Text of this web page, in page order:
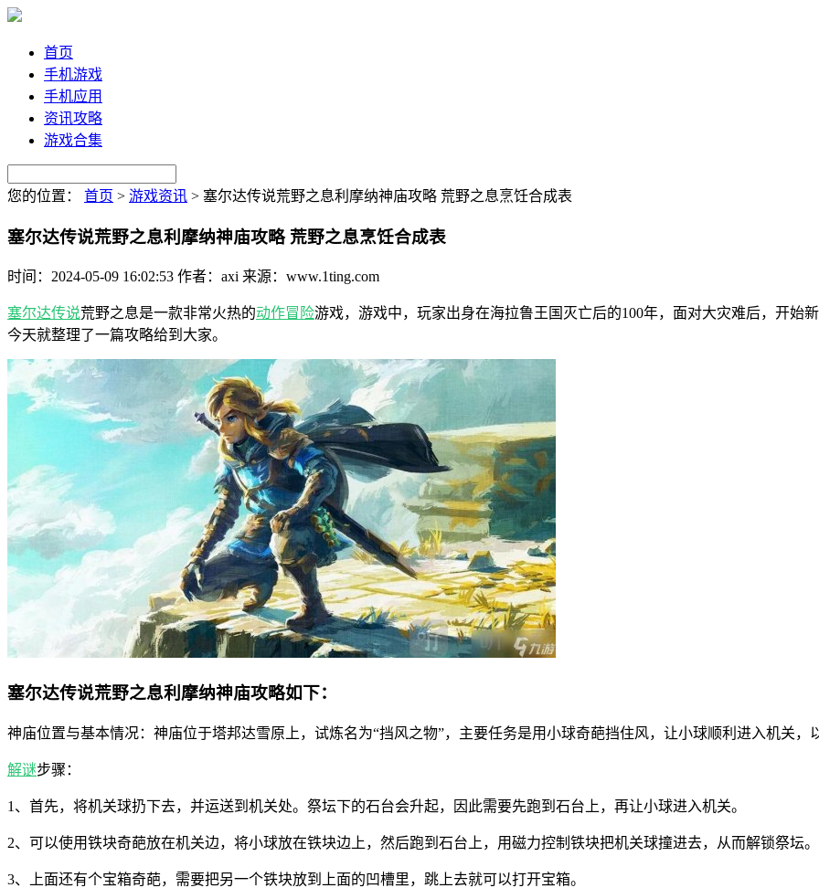
首页
手机游戏
手机应用
资讯攻略
游戏合集
您的位置： 首页 > 游戏资讯 > 塞尔达传说荒野之息利摩纳神庙攻略 荒野之息烹饪合成表
塞尔达传说荒野之息利摩纳神庙攻略 荒野之息烹饪合成表
时间：2024-05-09 16:02:53 作者：axi 来源：www.1ting.com
塞尔达传说荒野之息是一款非常火热的动作冒险游戏，游戏中，玩家出身在海拉鲁王国灭亡后的100年，面对大灾难后，开始
今天就整理了一篇攻略给到大家。
塞尔达传说荒野之息利摩纳神庙攻略如下：
神庙位置与基本情况：神庙位于塔邦达雪原上，试炼名为“挡风之物”，主要任务是用小球奇葩挡住风，让小球顺利进入机关，
解谜步骤：
1、首先，将机关球扔下去，并运送到机关处。祭坛下的石台会升起，因此需要先跑到石台上，再让小球进入机关。
2、可以使用铁块奇葩放在机关边，将小球放在铁块边上，然后跑到石台上，用磁力控制铁块把机关球撞进去，从而解锁祭坛。
3、上面还有个宝箱奇葩，需要把另一个铁块放到上面的凹槽里，跳上去就可以打开宝箱。